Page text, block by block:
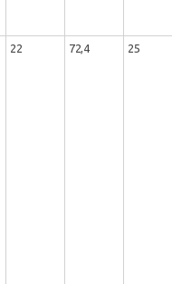
22 72,4 25